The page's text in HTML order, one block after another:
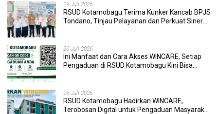
29 Juli 2026
RSUD Kotamobagu Terima Kunker Kancab BPJS
Tondano, Tinjau Pelayanan dan Perkuat Sinergi
26 Juli 2026
Ini Manfaat dan Cara Akses WINCARE, Setiap
Pengaduan di RSUD Kotamobagu Kini Bisa
26 Juli 2026
RSUD Kotamobagu Hadirkan WINCARE,
Terobosan Digital untuk Pengaduan Masyarakat